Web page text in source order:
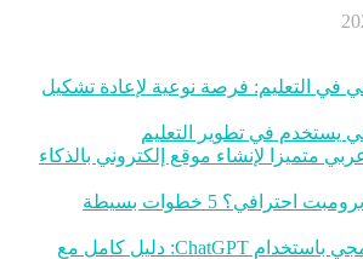
في التعليم: فرصة نوعية لإعادة تشكيل
يستخدم في تطوير التعليم
متميزا لإنشاء موقع إلكتروني بالذكاء
كيف تكتب أول برومبت احترافي؟ 5 خطوات بسيطة
شرح الكود البرمجي باستخدام ChatGPT: دليل كامل مع